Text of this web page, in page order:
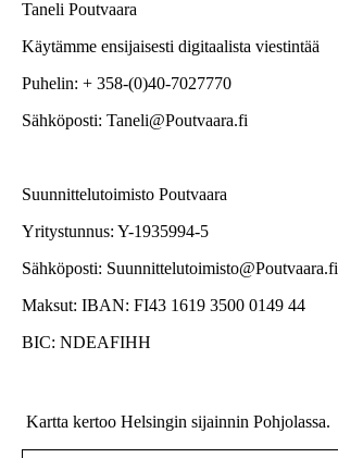
Taneli Poutvaara
Käytämme ensijaisesti digitaalista viestintää
Puhelin: + 358-(0)40-7027770
Sähköposti: Taneli@Poutvaara.fi
Suunnittelutoimisto Poutvaara
Yritystunnus: Y-1935994-5
Sähköposti: Suunnittelutoimisto@Poutvaara.fi
Maksut: IBAN: FI43 1619 3500 0149 44
BIC: NDEAFIHH
Kartta kertoo Helsingin sijainnin Pohjolassa.